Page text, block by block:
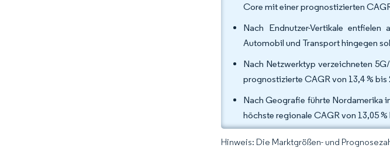
Core mit einer prognostizierten
Nach Endnutzer-Vertikale
Automobil und Transport hingegen
Nach Netzwerktyp verzeichneten
prognostizierte CAGR von 13,4 % bis
Nach Geografie führte Nordamerika
höchste regionale CAGR von 13,05
Hinweis: Die Marktgrößen- und